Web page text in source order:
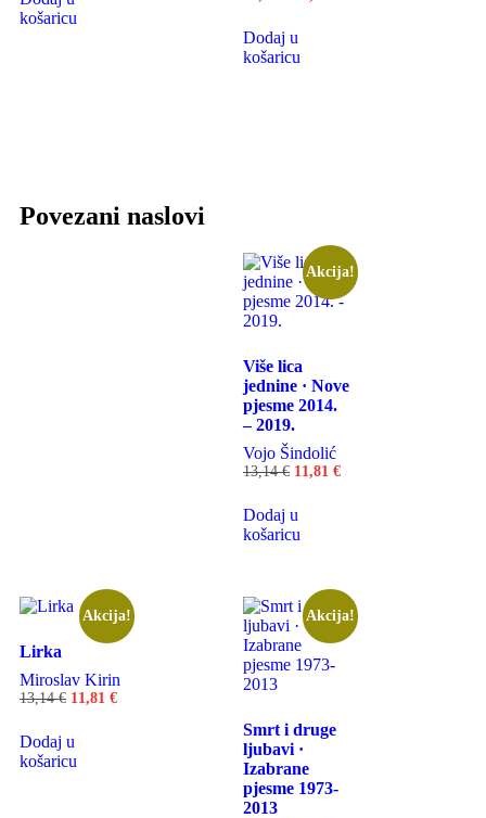
košaricu
Dodaj u
košaricu
Povezani naslovi
Akcija!
Više lica
jednine · Nove
pjesme 2014.
– 2019.
Vojo Šindolić
13,14€ 11,81 €
Dodaj u
košaricu
Akcija!
Lirka
Miroslav Kirin
13,14€ 11,81 €
Dodaj u
košaricu
Akcija!
Smrt i druge
ljubavi ·
Izabrane
pjesme 1973-
2013